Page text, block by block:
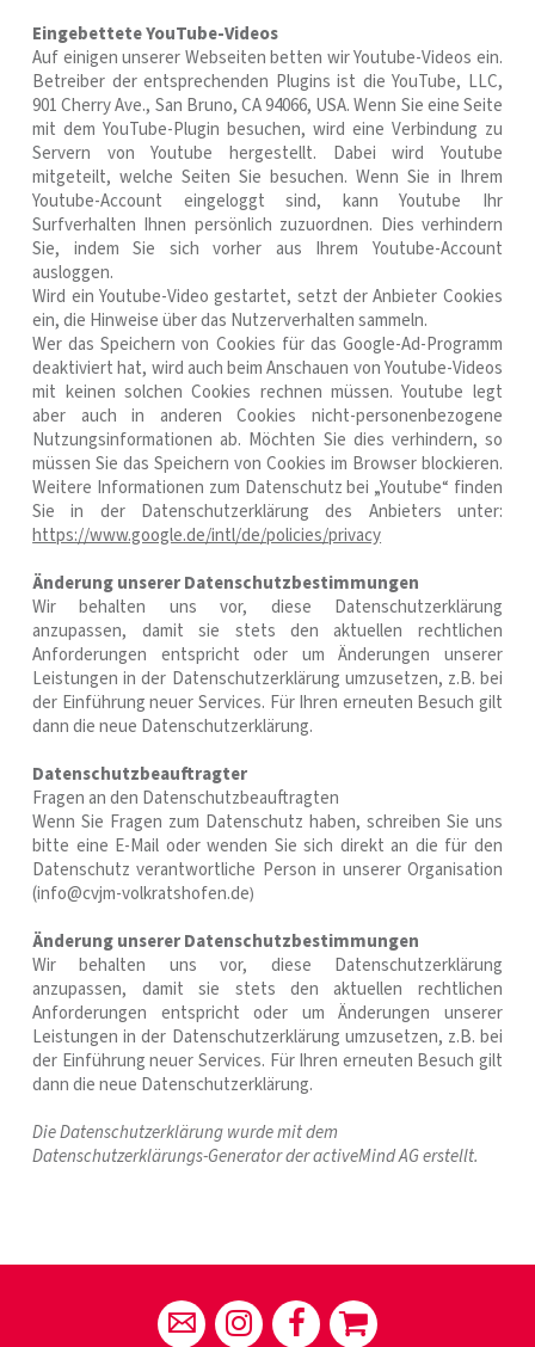
Eingebettete YouTube-Videos
Auf einigen unserer Webseiten betten wir Youtube-Videos ein.
Betreiber der entsprechenden Plugins ist die YouTube, LLC,
901 Cherry Ave., San Bruno, CA 94066, USA. Wenn Sie eine Seite
mit dem YouTube-Plugin besuchen, wird eine Verbindung zu
Servern von Youtube hergestellt. Dabei wird Youtube
mitgeteilt, welche Seiten Sie besuchen. Wenn Sie in Ihrem
Youtube-Account eingeloggt sind, kann Youtube Ihr
Surfverhalten Ihnen persönlich zuzuordnen. Dies verhindern
Sie, indem Sie sich vorher aus Ihrem Youtube-Account
ausloggen.
Wird ein Youtube-Video gestartet, setzt der Anbieter Cookies
ein, die Hinweise über das Nutzerverhalten sammeln.
Wer das Speichern von Cookies für das Google-Ad-Programm
deaktiviert hat, wird auch beim Anschauen von Youtube-Videos
mit keinen solchen Cookies rechnen müssen. Youtube legt
aber auch in anderen Cookies nicht-personenbezogene
Nutzungsinformationen ab. Möchten Sie dies verhindern, so
müssen Sie das Speichern von Cookies im Browser blockieren.
Weitere Informationen zum Datenschutz bei „Youtube“ finden
Sie in der Datenschutzerklärung des Anbieters unter:
https://www.google.de/intl/de/policies/privacy
Änderung unserer Datenschutzbestimmungen
Wir behalten uns vor, diese Datenschutzerklärung
anzupassen, damit sie stets den aktuellen rechtlichen
Anforderungen entspricht oder um Änderungen unserer
Leistungen in der Datenschutzerklärung umzusetzen, z.B. bei
der Einführung neuer Services. Für Ihren erneuten Besuch gilt
dann die neue Datenschutzerklärung.
Datenschutzbeauftragter
Fragen an den Datenschutzbeauftragten
Wenn Sie Fragen zum Datenschutz haben, schreiben Sie uns
bitte eine E-Mail oder wenden Sie sich direkt an die für den
Datenschutz verantwortliche Person in unserer Organisation
(info@cvjm-volkratshofen.de)
Änderung unserer Datenschutzbestimmungen
Wir behalten uns vor, diese Datenschutzerklärung
anzupassen, damit sie stets den aktuellen rechtlichen
Anforderungen entspricht oder um Änderungen unserer
Leistungen in der Datenschutzerklärung umzusetzen, z.B. bei
der Einführung neuer Services. Für Ihren erneuten Besuch gilt
dann die neue Datenschutzerklärung.
Die Datenschutzerklärung wurde mit dem
Datenschutzerklärungs-Generator der activeMind AG erstellt.